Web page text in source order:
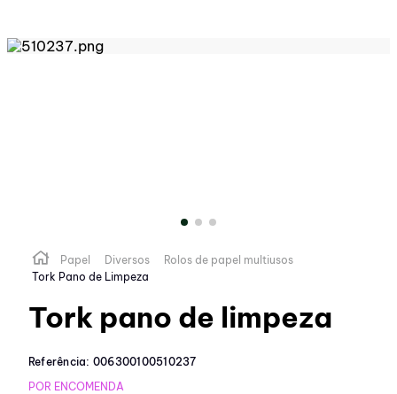
Papel Diversos
Rolos de papel multiusos
Tork Pano de Limpeza
Tork pano de limpeza
Referência: 006300100510237
POR ENCOMENDA